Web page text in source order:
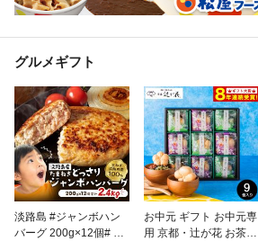
グルメギフト
淡路島 #ジャンボハン
バーグ 200g×12個# 送
お中元 ギフト お中元専
用 京都・辻が花 お茶漬